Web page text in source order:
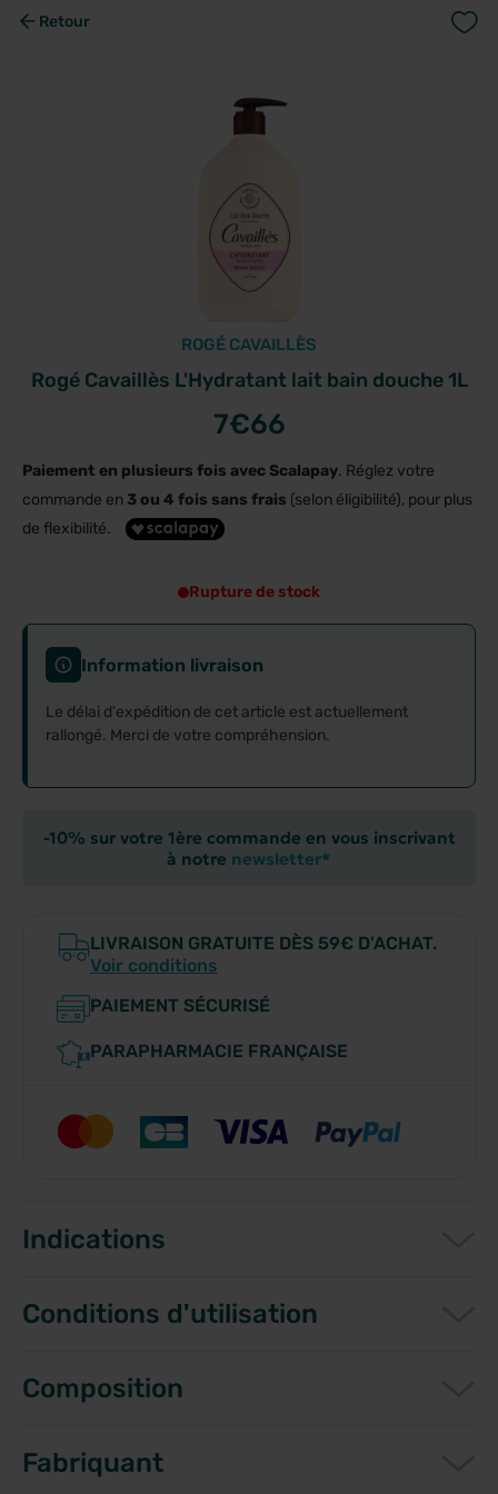
Retour
ROGÉ CAVAILLÈS
Rogé Cavaillès L'Hydratant lait bain douche 1L
7€66
Paiement en plusieurs fois avec Scalapay. Réglez votre
commande en 3 ou 4 fois sans frais (selon éligibilité), pour plus
de flexibilité.
Rupture de stock
Information livraison
Le délai d'expédition de cet article est actuellement
rallongé. Merci de votre compréhension.
-10% sur votre 1ère commande en vous inscrivant
à notre newsletter*
LIVRAISON GRATUITE DÈS 59€ D’ACHAT.
Voir conditions
PAIEMENT SÉCURISÉ
PARAPHARMACIE FRANÇAISE
Indications
Conditions d'utilisation
Composition
Fabriquant